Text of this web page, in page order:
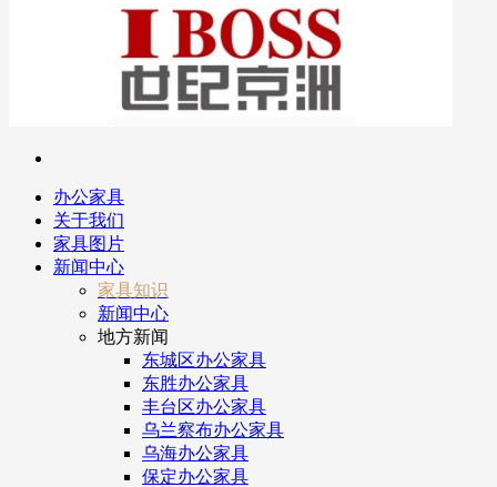
办公家具
关于我们
家具图片
新闻中心
家具知识
新闻中心
地方新闻
东城区办公家具
东胜办公家具
丰台区办公家具
乌兰察布办公家具
乌海办公家具
保定办公家具